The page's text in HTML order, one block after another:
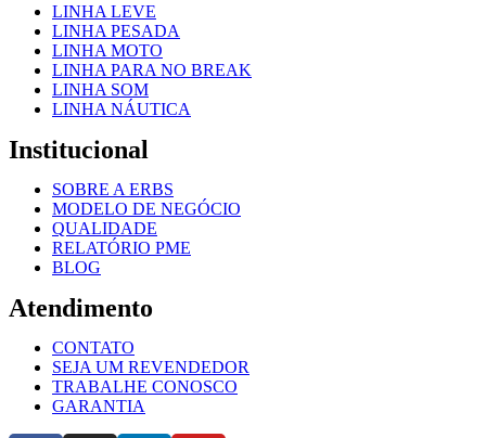
LINHA LEVE
LINHA PESADA
LINHA MOTO
LINHA PARA NO BREAK
LINHA SOM
LINHA NÁUTICA
Institucional
SOBRE A ERBS
MODELO DE NEGÓCIO
QUALIDADE
RELATÓRIO PME
BLOG
Atendimento
CONTATO
SEJA UM REVENDEDOR
TRABALHE CONOSCO
GARANTIA